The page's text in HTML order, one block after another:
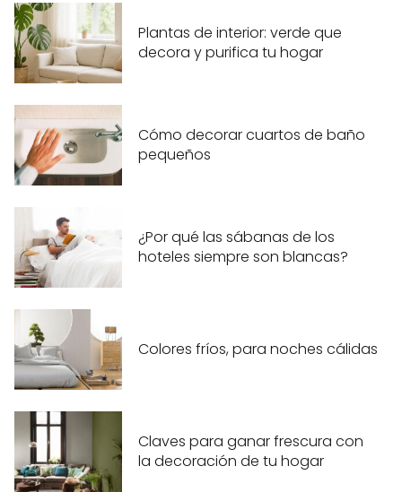
Plantas de interior: verde que
decora y purifica tu hogar
Cómo decorar cuartos de baño
pequeños
¿Por qué las sábanas de los
hoteles siempre son blancas?
Colores fríos, para noches cálidas
Claves para ganar frescura con
la decoración de tu hogar